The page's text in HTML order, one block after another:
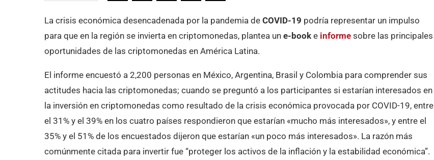
La crisis económica desencadenada por la pandemia de COVID-19 podría representar un impulso
para que en la región se invierta en criptomonedas, plantea un e-book e informe sobre las principales
oportunidades de las criptomonedas en América Latina.
El informe encuestó a 2,200 personas en México, Argentina, Brasil y Colombia para comprender sus
actitudes hacia las criptomonedas; cuando se preguntó a los participantes si estarían interesados en
la inversión en criptomonedas como resultado de la crisis económica provocada por COVID-19, entre
el 31% y el 39% en los cuatro países respondieron que estarían «mucho más interesados», y entre el
35% y el 51% de los encuestados dijeron que estarían «un poco más interesados». La razón más
comúnmente citada para invertir fue “proteger los activos de la inflación y la estabilidad económica”.